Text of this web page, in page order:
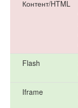
Контент/HTML
Flash
Iframe